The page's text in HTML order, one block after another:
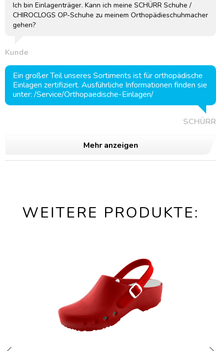
Ich bin Einlagenträger. Kann ich meine SCHÜRR Schuhe /
CHIROCLOGS OP-Schuhe zu meinem Orthopädieschuhmacher
gehen?
Kunde
Ein großer Teil unseres Sortiments ist für orthopädische
Einlagen zertifiziert. Ausführliche Informationen finden sie
unter: /Service/Orthopaedische-Einlagen/
SCHÜRR
Mehr anzeigen
WEITERE PRODUKTE: